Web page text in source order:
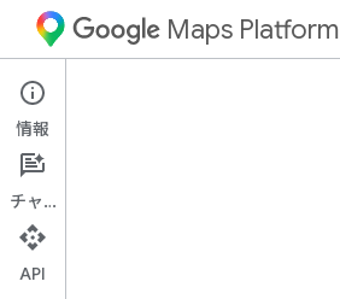
Maps Platform
Aerial View API
ガイド
情報
チャット
API